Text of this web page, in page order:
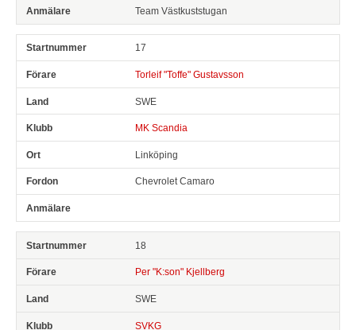
Team Västkuststugan
17
Torleif "Toffe" Gustavsson
SWE
MK Scandia
Linköping
Chevrolet Camaro
18
Per "K:son" Kjellberg
SWE
SVKG